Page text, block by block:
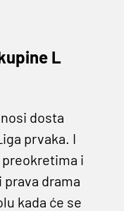
L
dosta
prvaka. I
i
drama
kada će se